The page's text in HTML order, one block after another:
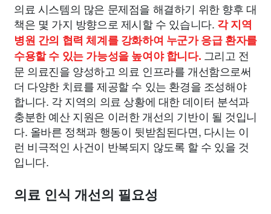
의료 시스템의 많은 문제점을 해결하기 위한 향후 대
책은 몇 가지 방향으로 제시할 수 있습니다. 각 지역
병원 간의 협력 체계를 강화하여 누군가 응급 환자를
수용할 수 있는 가능성을 높여야 합니다. 그리고 전
문 의료진을 양성하고 의료 인프라를 개선함으로써
더 다양한 치료를 제공할 수 있는 환경을 조성해야
합니다. 각 지역의 의료 상황에 대한 데이터 분석과
충분한 예산 지원은 이러한 개선의 기반이 될 것입니
다. 올바른 정책과 행동이 뒷받침된다면, 다시는 이
런 비극적인 사건이 반복되지 않도록 할 수 있을 것
입니다.
의료 인식 개선의 필요성